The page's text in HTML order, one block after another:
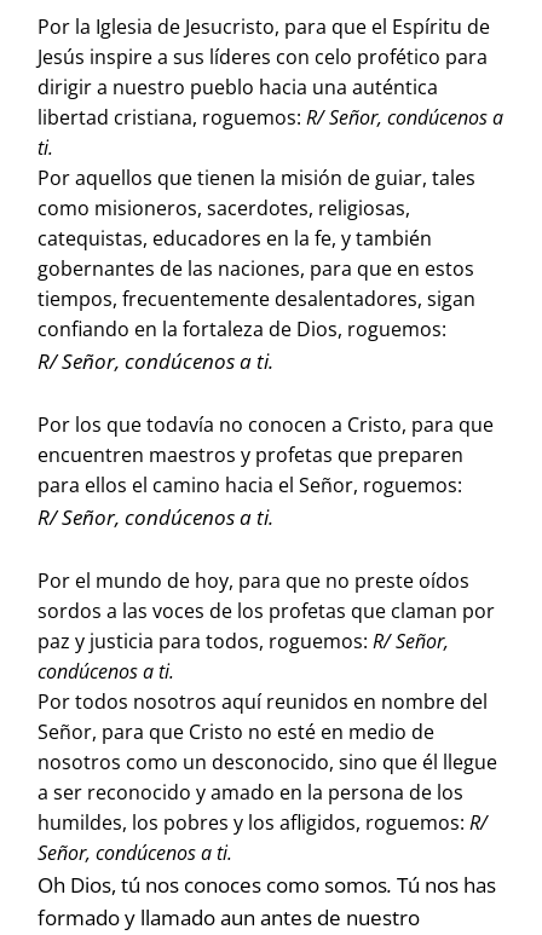
Por la Iglesia de Jesucristo, para que el Espíritu de
Jesús inspire a sus líderes con celo profético para
dirigir a nuestro pueblo hacia una auténtica
libertad cristiana, roguemos:R/ Señor, condúcenos a
ti.
Por aquellos que tienen la misión de guiar, tales
como misioneros, sacerdotes, religiosas,
catequistas, educadores en la fe, y también
gobernantes de las naciones, para que en estos
tiempos, frecuentemente desalentadores, sigan
confiando en la fortaleza de Dios, roguemos:
R/ Señor, condúcenos a ti.
Por los que todavía no conocen a Cristo, para que
encuentren maestros y profetas que preparen
para ellos el camino hacia el Señor, roguemos:
R/ Señor, condúcenos a ti.
Por el mundo de hoy, para que no preste oídos
sordos a las voces de los profetas que claman por
paz y justicia para todos, roguemos:R/ Señor,
condúcenos a ti.
Por todos nosotros aquí reunidos en nombre del
Señor, para que Cristo no esté en medio de
nosotros como un desconocido, sino que él llegue
a ser reconocido y amado en la persona de los
humildes, los pobres y los afligidos, roguemos:R/
Señor, condúcenos a ti.
Oh Dios, tú nos conoces como somos.Tú nos has
formado y llamado aun antes de nuestro